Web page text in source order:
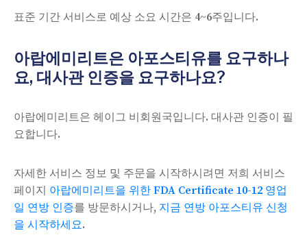
표준 기간 서비스로 예상 소요 시간은 4~6주입니다.
아랍에미리트은 아포스티유를 요구하나
요, 대사관 인증을 요구하나요?
아랍에미리트은 헤이그 비회원국입니다. 대사관 인증이 필
요합니다.
자세한 서비스 정보 및 주문을 시작하시려면 저희 서비스
페이지 아랍에미리트을 위한 FDA Certificate 10-12 영업
일 연방 인증를 방문하시거나, 지금 연방 아포스티유 신청
을 시작하세요.